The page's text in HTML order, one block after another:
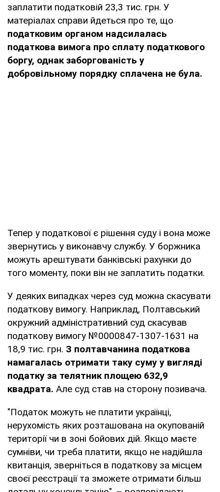
заплатити податковій 23,3 тис. грн. У
матеріалах справи йдеться про те, що
податковим органом надсилалась
податкова вимога про сплату податкового
боргу, однак заборгованість у
добровільному порядку сплачена не була.
Тепер у податкової є рішення суду і вона може
звернутись у виконавчу службу. У боржника
можуть арештувати банківські рахунки до
того моменту, поки він не заплатить податки.
У деяких випадках через суд можна скасувати
податкову вимогу. Наприклад, Полтавський
окружний адміністративний суд скасував
податкову вимогу №0000847-1307-1631 на
18,9 тис. грн. З полтавчанина податкова
намагалась отримати таку суму у вигляді
податку за телятник площею 632,9
квадрата. Але суд став на сторону позивача.
"Податок можуть не платити українці,
нерухомість яких розташована на окупованій
території чи в зоні бойових дій. Якщо маєте
сумніви, чи треба платити, якщо не надійшла
квитанція, зверніться в податкову за місцем
своєї реєстрації та зможете отримати більш